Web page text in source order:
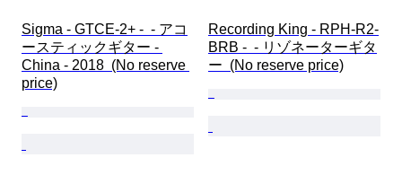
Sigma - GTCE-2+ -  - アコ
ースティックギター -
China - 2018  (No reserve
price)
Recording King - RPH-R2-
BRB -  - リゾネーターギタ
ー  (No reserve price)